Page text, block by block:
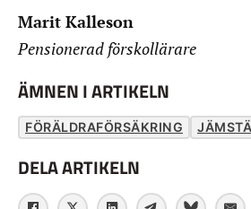
Marit Kalleson
Pensionerad förskollärare
ÄMNEN I ARTIKELN
FÖRÄLDRAFÖRSÄKRING
DELA ARTIKELN